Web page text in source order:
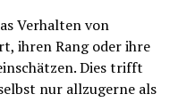
Verhalten von
ihren Rang oder ihre
Dies trifft
nur allzugerne als